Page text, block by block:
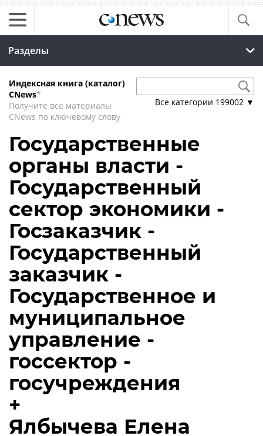
Разделы
Индексная книга (каталог)
CNews*
Получите все материалы
CNews по ключевому слову
Все категории 199002 ▼
Государственные
органы власти -
Государственный
сектор экономики -
Госзаказчик -
Государственный
заказчик -
Государственное и
муниципальное
управление -
госсектор -
госучреждения
+
Ялбычева Елена